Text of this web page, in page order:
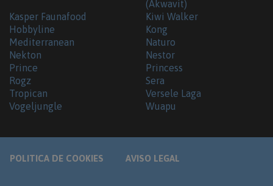
(Akwavit)
Kasper Faunafood
Hobbyline
Kiwi Walker
Kong
Mediterranean
Naturo
Nekton
Nestor
Prince
Princess
Rogz
Sera
Tropican
Versele Laga
Vogeljungle
Wuapu
POLITICA DE COOKIES AVISO LEGAL